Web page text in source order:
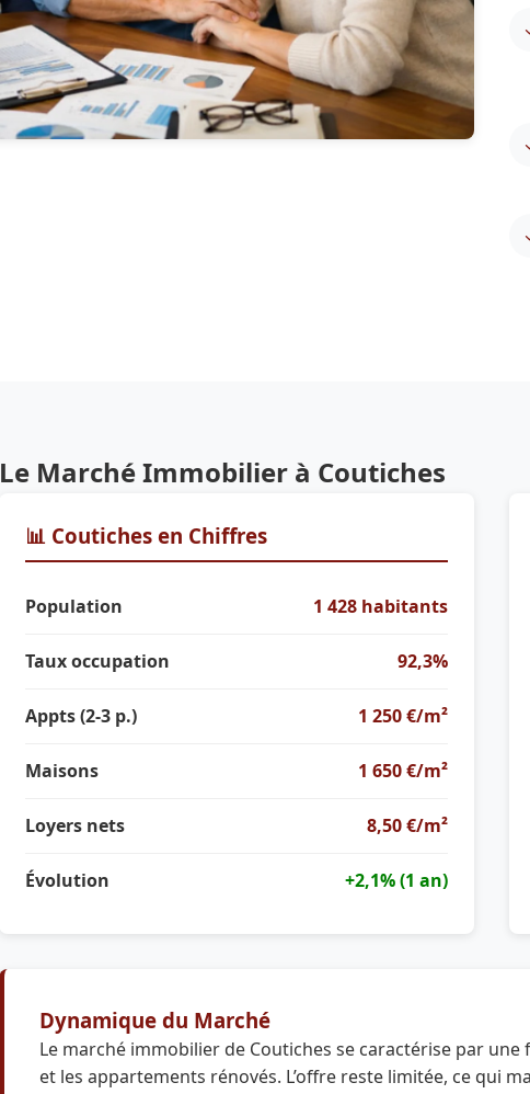
Le Marché Immobilier à Coutiches
📊 Coutiches en Chiffres
Population 1 428 habitants
Taux occupation 92,3%
Appts (2-3 p.) 1 250 €/m²
Maisons 1 650 €/m²
Loyers nets 8,50 €/m²
Évolution +2,1% (1 an)
Dynamique du Marché
Le marché immobilier de Coutiches se caractérise par
et les appartements rénovés. L’offre reste limitée, ce qui